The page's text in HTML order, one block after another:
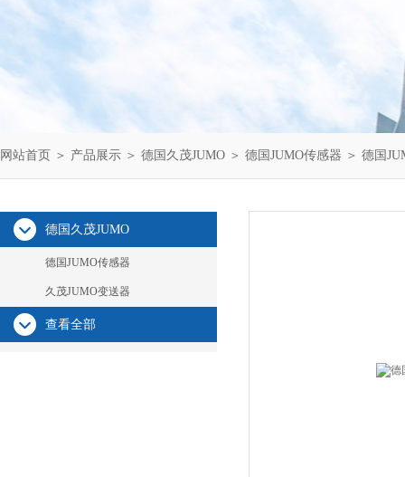
网站首页 ＞ 产品展示 ＞ 德国久茂JUMO ＞ 德国JUMO传感器 ＞ 德国
德国久茂JUMO
德国JUMO传感器
久茂JUMO变送器
查看全部